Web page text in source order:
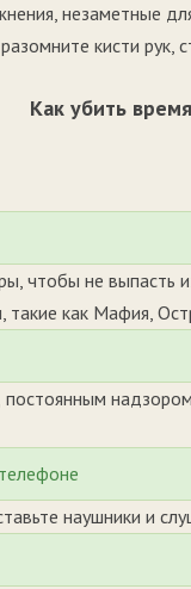
незаметные
кисти рук,
Как убить
чтобы не выпасть
такие как Мафия,
наушники и